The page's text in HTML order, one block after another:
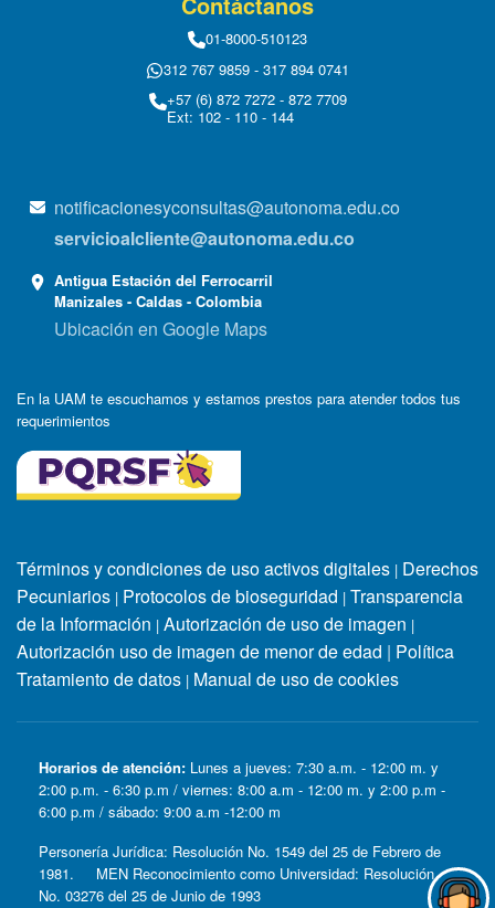
01-8000-510123
312 767 9859 - 317 894 0741
+57 (6) 872 7272 - 872 7709
Ext: 102 - 110 - 144
notificacionesyconsultas@autonoma.edu.co
servicioalcliente@autonoma.edu.co
Antigua Estación del Ferrocarril
Manizales - Caldas - Colombia
Ubicación en Google Maps
En la UAM te escuchamos y estamos prestos para atender todos tus
requerimientos
Términos y condiciones de uso activos digitales | Derechos
Pecuniarios | Protocolos de bioseguridad | Transparencia
de la Información | Autorización de uso de imagen |
Autorización uso de imagen de menor de edad | Política
Tratamiento de datos | Manual de uso de cookies
Horarios de atención: Lunes a jueves: 7:30 a.m. - 12:00 m. y
2:00 p.m. - 6:30 p.m / viernes: 8:00 a.m - 12:00 m. y 2:00 p.m -
6:00 p.m / sábado: 9:00 a.m -12:00 m
Personería Jurídica: Resolución No. 1549 del 25 de Febrero de
1981. MEN Reconocimiento como Universidad: Resolución
No. 03276 del 25 de Junio de 1993